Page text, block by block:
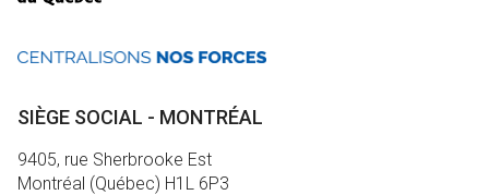
SIÈGE SOCIAL - MONTRÉAL
9405, rue Sherbrooke Est
Montréal (Québec) H1L 6P3